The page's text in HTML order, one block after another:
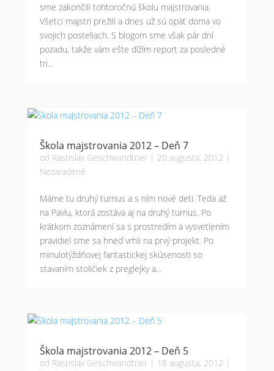
sme zakončili tohtoročnú školu majstrovania.
Všetci majstri prežili a dnes už sú opäť doma vo
svojich posteliach. S blogom sme však pár dní
pozadu, takže vám ešte dlžím report za posledné
tri...
Škola majstrovania 2012 – Deň 7
od Rastislav Geschwandtner| 20 augusta, 2012 |
Nezaradené
Máme tu druhý turnus a s ním nové deti. Teda až
na Pavlu, ktorá zostáva aj na druhý turnus. Po
krátkom zoznámení sa s prostredím a vysvetlením
pravidiel sme sa hneď vrhli na prvý projekt. Po
minulotýždňovej fantastickej skúsenosti so
stavaním stoličiek z preglejky a...
Škola majstrovania 2012 – Deň 5
od Rastislav Geschwandtner| 18 augusta, 2012 |